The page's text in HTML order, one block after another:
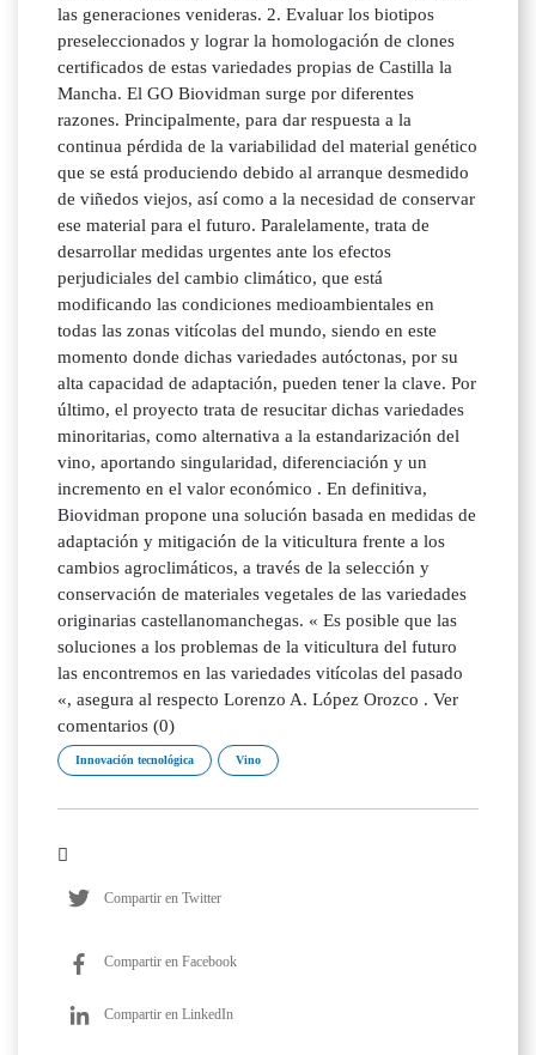
las generaciones venideras. 2. Evaluar los biotipos
preseleccionados y lograr la homologación de clones
certificados de estas variedades propias de Castilla la
Mancha. El GO Biovidman surge por diferentes
razones. Principalmente, para dar respuesta a la
continua pérdida de la variabilidad del material genético
que se está produciendo debido al arranque desmedido
de viñedos viejos, así como a la necesidad de conservar
ese material para el futuro. Paralelamente, trata de
desarrollar medidas urgentes ante los efectos
perjudiciales del cambio climático, que está
modificando las condiciones medioambientales en
todas las zonas vitícolas del mundo, siendo en este
momento donde dichas variedades autóctonas, por su
alta capacidad de adaptación, pueden tener la clave. Por
último, el proyecto trata de resucitar dichas variedades
minoritarias, como alternativa a la estandarización del
vino, aportando singularidad, diferenciación y un
incremento en el valor económico . En definitiva,
Biovidman propone una solución basada en medidas de
adaptación y mitigación de la viticultura frente a los
cambios agroclimáticos, a través de la selección y
conservación de materiales vegetales de las variedades
originarias castellanomanchegas. « Es posible que las
soluciones a los problemas de la viticultura del futuro
las encontremos en las variedades vitícolas del pasado
«, asegura al respecto Lorenzo A. López Orozco . Ver
comentarios (0)
Innovación tecnológica Vino
Compartir en Twitter
Compartir en Facebook
Compartir en LinkedIn